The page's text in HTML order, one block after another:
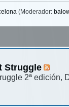
(Moderador:
Struggle
2ª edición,